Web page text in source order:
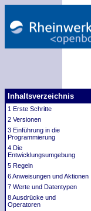
Inhaltsverzeichnis
1 Erste Schritte
2 Versionen
3 Einführung in die
Programmierung
4 Die
Entwicklungsumgebung
5 Regeln
6 Anweisungen und Aktionen
7 Werte und Datentypen
8 Ausdrücke und
Operatoren